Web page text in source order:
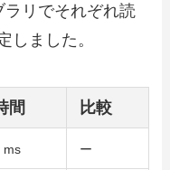
リでそれぞれ読
しました。
間 比較
ms ー